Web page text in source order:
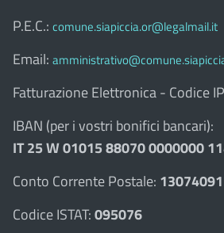
P.E.C.: comune.siapiccia.or@legalmail.it
Email:
Fatturazione Elettronica - Codice
IBAN (per i vostri bonifici bancari):
IT 25 W 01015 88070 0000000
Conto Corrente Postale: 13074091
Codice ISTAT:095076